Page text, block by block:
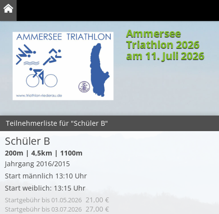
Ammersee
Triathlon 2026
am 11. Juli 2026
Teilnehmerliste für "Schüler B"
Schüler B
200m | 4,5km | 1100m
Jahrgang 2016/2015
Start männlich 13:10 Uhr
Start weiblich: 13:15 Uhr
Startgebühr bis 01.05.2026 21,00 €
Startgebühr bis 03.07.2026 27,00 €